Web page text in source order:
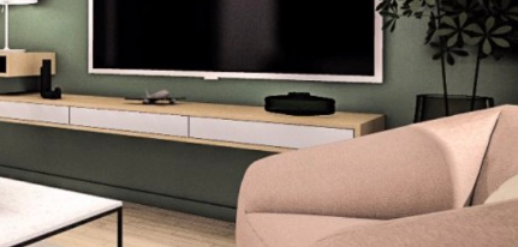
(Ex: Nogent-sur-marne).
Merci de cliquer sur votre ville dans le menu déroulant.
Vous souhaitez
Attention si votre ville contient des tirets, ne les oubliez pas !
(Ex: Nogent-sur-marne).
Merci de cliquer sur votre ville dans le menu déroulant.
Vous souhaitez